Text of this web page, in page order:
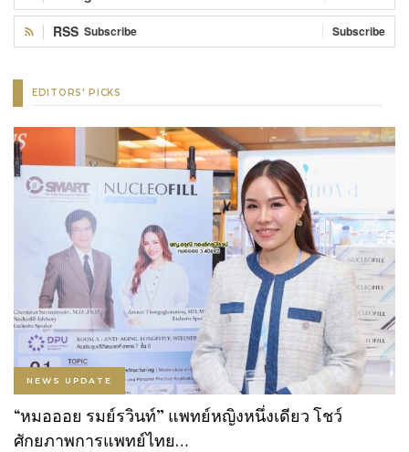
RSS Subscribe Subscribe
EDITORS' PICKS
NEWS UPDATE
“หมอออย รมย์รวินท์” แพทย์หญิงหนึ่งเดียว โชว์
ศักยภาพการแพทย์ไทย…